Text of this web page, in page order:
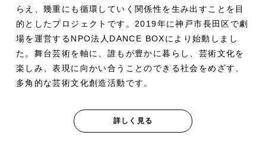
らえ、幾重にも循環していく関係性を生み出すことを目
的としたプロジェクトです。2019年に神戸市長田区で劇
場を運営するNPO法人DANCE BOXにより始動しまし
た。舞台芸術を軸に、誰もが豊かに暮らし、芸術文化を
楽しみ、表現に向かい合うことのできる社会をめざす、
多角的な芸術文化創造活動です。
詳しく見る